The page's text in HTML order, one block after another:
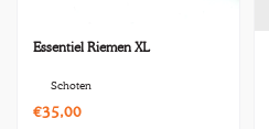
Essentiel Riemen XL
Schoten
€35,00